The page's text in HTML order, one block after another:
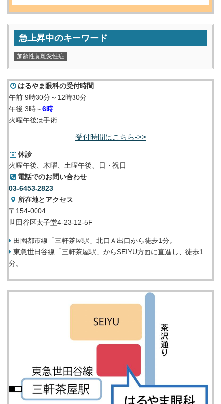
急上昇中のキーワード
加齢性黄斑変性症
はるやま眼科の受付時間
午前 9時30分～12時30分
午後 3時～6時
火曜午後は手術
受付時間はこちら->>
休診
火曜午後、木曜、土曜午後、日・祝日
電話でのお問い合わせ
03-6453-2823
所在地とアクセス
〒154-0004
世田谷区太子堂4-23-12-5F
田園都市線「三軒茶屋駅」北口Ａ出口から徒歩1分。
東急世田谷線「三軒茶屋駅」からSEIYU方面に直進し、徒歩1
分。